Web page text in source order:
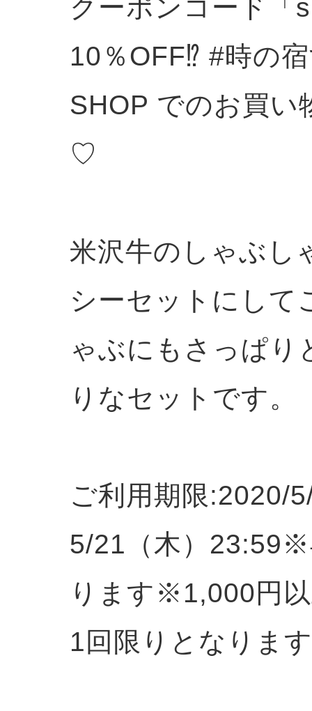
クーポンコード「
10％OFF⁉️ #時の
SHOP でのお買い
♡
米沢牛のしゃぶし
シーセットにして
ゃぶにもさっぱり
りなセットです。
ご利用期限:2020/
5/21（木）
ります※1,000円
1回限りとなりま